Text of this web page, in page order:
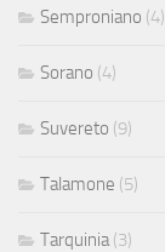
Semproniano (4)
Sorano (4)
Suvereto (9)
Talamone (5)
Tarquinia (3)